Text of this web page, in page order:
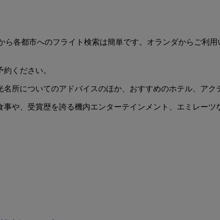
ら各都市へのフライト検索は簡単です。オランダからご利
ください。
所についてのアドバイスのほか、おすすめのホテル、アク
や、受賞歴を誇る機内エンターテインメント、エミレー